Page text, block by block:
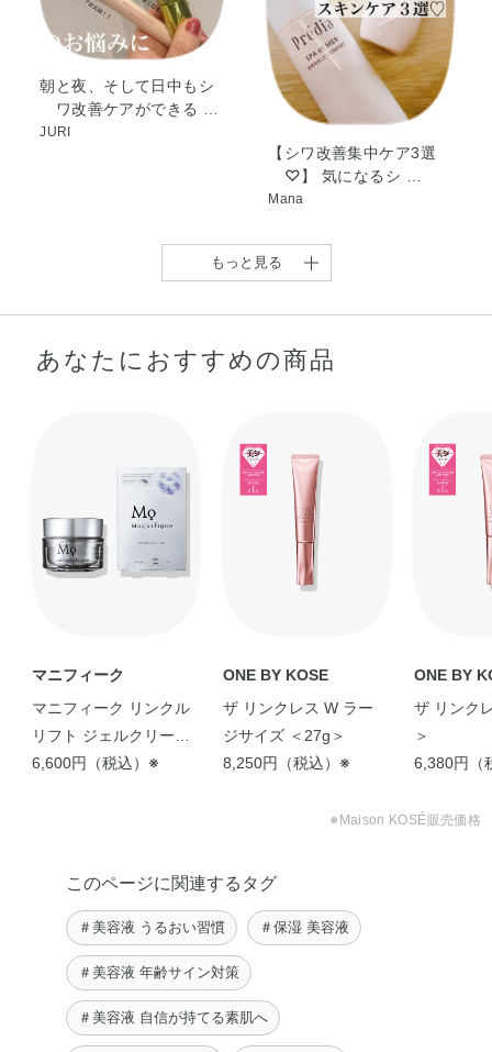
●ご使用後は、キャップをきちんとしめてください。
●高温の場所や、日のあたる場所に置かないでください。
テル、ニーム葉エキス、ブリエラスチン、マヨラナエキ
ス、メドウフォーム油、加水分解コラーゲン末、酵母培養
上澄液、天然ビタミンE、2－オクチルドデカノール、N－
ステアロイル－N－メチルタウリンナトリウム、アクリル
酸ナトリウム・アクリロイルジメチルタウリン酸ナトリウ
ム共重合体／イソヘキサデカン／ポリソルベート80、オレ
イン酸エチル、カルボキシビニルポリマー、トリ（カプリ
メチロールプロパン、メチルフェニルポリシロキサン、モ
ノオレイン酸ソルビタン、水酸化ナトリウム、フェノキシ
※；有効成分 無印；その他の成分
朝と夜、そして日中もシ
ワ改善ケアができる …
JURI
【シワ改善集中ケア3選
♡】 気になるシ …
Mana
未来を変えるシワ改善ケ
ア ザ リンクレス …
もっと見る
あなたにおすすめの商品
マニフィーク
マニフィーク リンクル
リフト ジェルクリーム
＋ マイクロパッチ HA
6,600円（税込）※
ONE BY KOSE
ザ リンクレス W ラー
ジサイズ ＜27g＞
8,250円（税込）※
ONE BY
ザ リンク
＞
6,380円（
※Maison KOSÉ販売価格
このページに関連するタグ
＃美容液 うるおい習慣 ＃保湿 美容液
＃美容液 年齢サイン対策
＃美容液 自信が持てる素肌へ